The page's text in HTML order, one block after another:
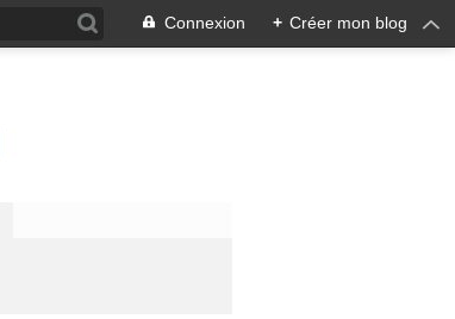
Connexion + Créer mon blog